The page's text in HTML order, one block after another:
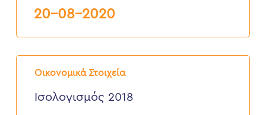
20-08-2020
Οικονομικά Στοιχεία
Ισολογισμός
2018
Ισολογισμός 2018